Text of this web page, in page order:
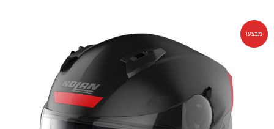
מבצע!